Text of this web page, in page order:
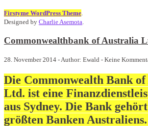
Firstyme WordPress Theme.
Designed by Charlie Asemota.
Commonwealthbank of Australia
28. November 2014 - Author: Ewald - Keine
Die Commonwealth Bank
Ltd. ist eine
aus Sydney. Die Bank
größten Banken